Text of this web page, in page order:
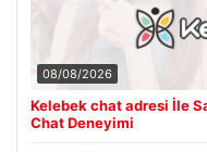
08/08/2026
Kelebek chat adresi İle
Chat Deneyimi